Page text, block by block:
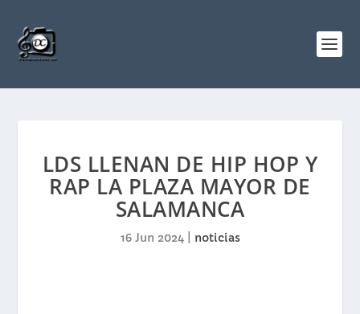
LDS LLENAN DE HIP HOP Y
RAP LA PLAZA MAYOR DE
SALAMANCA
16 Jun 2024| noticias